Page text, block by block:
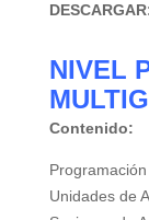
NIVEL
Contenido:
Unidades de